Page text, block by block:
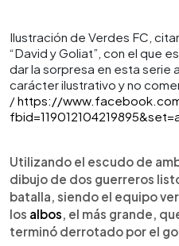
Ilustración de Verdes FC,
“David y Goliat”, con el que
dar la sorpresa en esta serie
carácter ilustrativo y no
/https://
Utilizando el escudo de
dibujo de dos guerreros
batalla, siendo el equipo
los albos, el más grande,
terminó derrotado por el